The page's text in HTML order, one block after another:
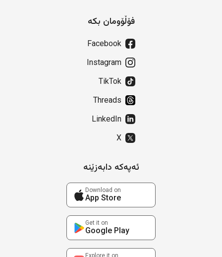
فۆڵۆومان بکە
Facebook
Instagram
TikTok
Threads
LinkedIn
X
ئەپەکە دابەزێنە
Download on
App Store
Get it on
Google Play